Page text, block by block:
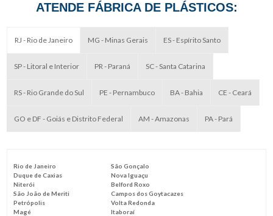
ATENDE FÁBRICA DE PLÁSTICOS:
RJ - Rio de Janeiro MG - Minas Gerais ES - Espírito Santo
SP - Litoral e Interior PR - Paraná SC - Santa Catarina
RS - Rio Grande do Sul PE - Pernambuco BA - Bahia CE - Ceará
GO e DF - Goiás e Distrito Federal AM - Amazonas PA - Pará
Rio de Janeiro
São Gonçalo
Duque de Caxias
Nova Iguaçu
Niterói
Belford Roxo
São João de Meriti
Campos dos Goytacazes
Petrópolis
Volta Redonda
Magé
Itaboraí